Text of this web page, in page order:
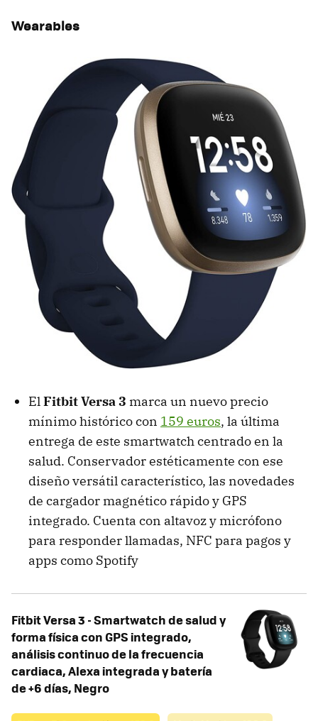
Wearables
ElFitbit Versa 3 marca un nuevo precio
mínimo histórico con 159 euros, la última
entrega de este smartwatch centrado en la
salud. Conservador estéticamente con ese
diseño versátil característico, las novedades
de cargador magnético rápido y GPS
integrado. Cuenta con altavoz y micrófono
para responder llamadas, NFC para pagos y
apps como Spotify
Fitbit Versa 3 - Smartwatch de salud y
forma física con GPS integrado,
análisis continuo de la frecuencia
cardiaca, Alexa integrada y batería
de +6 días, Negro